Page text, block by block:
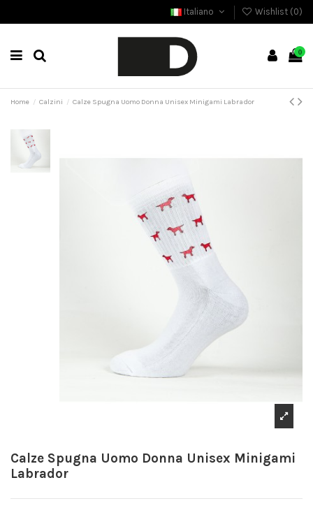
Italiano Wishlist (0)
0
Home Calzini Calze Spugna Uomo Donna Unisex Minigami Labrador
Calze Spugna Uomo Donna Unisex Minigami
Labrador